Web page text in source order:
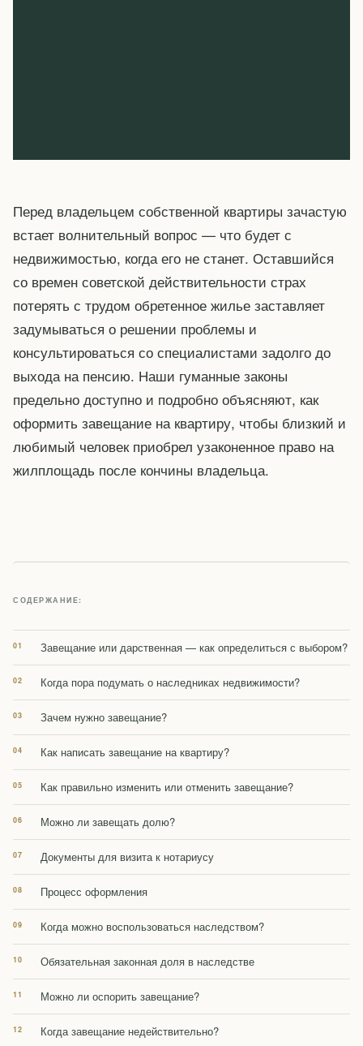
Перед владельцем собственной квартиры зачастую
встает волнительный вопрос — что будет с
недвижимостью, когда его не станет. Оставшийся
со времен советской действительности страх
потерять с трудом обретенное жилье заставляет
задумываться о решении проблемы и
консультироваться со специалистами задолго до
выхода на пенсию. Наши гуманные законы
предельно доступно и подробно объясняют, как
оформить завещание на квартиру, чтобы близкий и
любимый человек приобрел узаконенное право на
жилплощадь после кончины владельца.
СОДЕРЖАНИЕ:
Завещание или дарственная — как определиться с выбором?
Когда пора подумать о наследниках недвижимости?
Зачем нужно завещание?
Как написать завещание на квартиру?
Как правильно изменить или отменить завещание?
Можно ли завещать долю?
Документы для визита к нотариусу
Процесс оформления
Когда можно воспользоваться наследством?
Обязательная законная доля в наследстве
Можно ли оспорить завещание?
Когда завещание недействительно?